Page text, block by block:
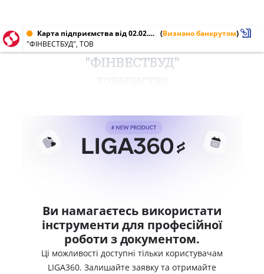
Карта підприємства від 02.02.2012 № 35331483 (Визнано банкрутом)
"ФІНВЕСТБУД", ТОВ
"ФІНВЕСТБУД"
Ви намагаєтесь використати
інструменти для професійної
роботи з документом.
Ці можливості доступні тільки користувачам
LIGA360. Залишайте заявку та отримайте